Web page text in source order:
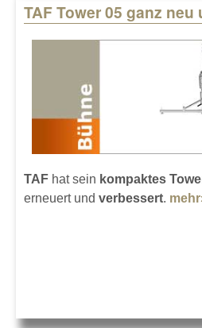
TAF Tower 05 ganz
TAF hat sein kompaktes
erneuert und verbessert.